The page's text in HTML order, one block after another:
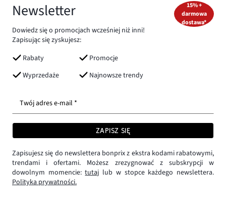
Newsletter
Dowiedz się o promocjach wcześniej niż inni!
Zapisując się zyskujesz:
Rabaty
Promocje
Wyprzedaże
Najnowsze trendy
15% +
darmowa
dostawa*
Twój adres e-mail *
ZAPISZ SIĘ
Zapisujesz się do newslettera bonprix z ekstra kodami rabatowymi,
trendami i ofertami. Możesz zrezygnować z subskrypcji w
dowolnym momencie:tutaj lub w stopce każdego newslettera.
Polityka prywatności.